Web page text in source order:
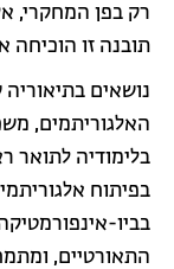
רק בפן המחקרי,
תובנה זו הוכיחה
נושאים
האלגוריתמים,
בלימודיה לתואר
בפיתוח
בביו-
התאורטיים,